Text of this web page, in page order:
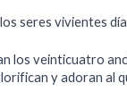
seres vivientes
los veinticuatro
y adoran al